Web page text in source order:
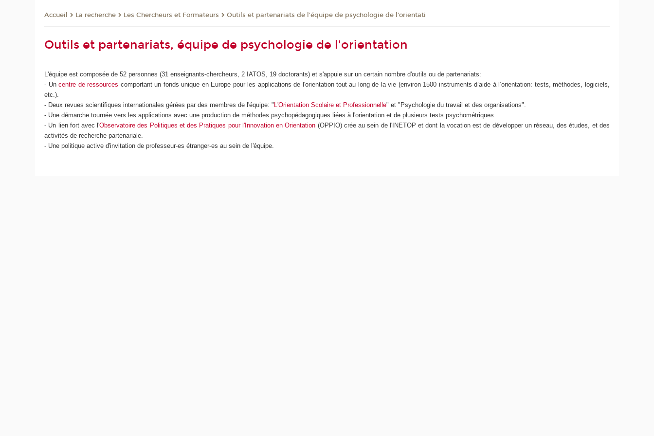
Accueil La recherche Les Chercheurs et Formateurs Outils et partenariats de l'équipe de psychologie de l'orientati
Outils et partenariats, équipe de psychologie de l'orientation
L'équipe est composée de 52 personnes (31 enseignants-chercheurs, 2 IATOS, 19 doctorants) et s'appuie sur un certain nombre d'outils ou de partenariats:
- Uncentre de ressources comportant un fonds unique en Europe pour les applications de l'orientation tout au long de la vie (environ 1500 instruments d’aide à l’orientation: tests, méthodes, logiciels,
etc.).
- Deux revues scientifiques internationales gérées par des membres de l'équipe: "L'Orientation Scolaire et Professionnelle" et "Psychologie du travail et des organisations".
- Une démarche tournée vers les applications avec une production de méthodes psychopédagogiques liées à l'orientation et de plusieurs tests psychométriques.
- Un lien fort avec l'Observatoire des Politiques et des Pratiques pour l'Innovation en Orientation (OPPIO) crée au sein de l'INETOP et dont la vocation est de développer un réseau, des études, et des
activités de recherche partenariale.
- Une politique active d'invitation de professeur-es étranger-es au sein de l'équipe.